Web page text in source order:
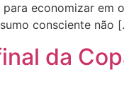
economizar
consciente não
da